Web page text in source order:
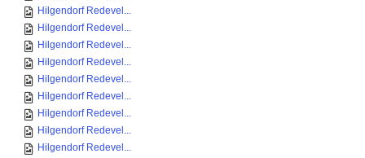
Hilgendorf Redevel...
Hilgendorf Redevel...
Hilgendorf Redevel...
Hilgendorf Redevel...
Hilgendorf Redevel...
Hilgendorf Redevel...
Hilgendorf Redevel...
Hilgendorf Redevel...
Hilgendorf Redevel...